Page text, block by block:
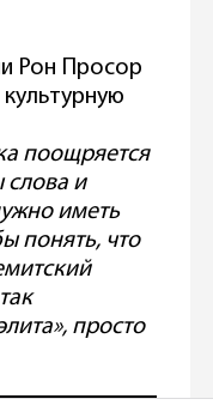
Рон Просор
поощряется
и
иметь
понять, что
просто